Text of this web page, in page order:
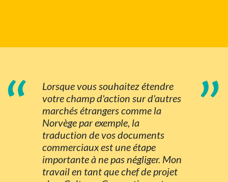
“
Lorsque vous souhaitez étendre
votre champ d'action sur d'autres
marchés étrangers comme la
Norvège par exemple, la
traduction de vos documents
commerciaux est une étape
importante à ne pas négliger. Mon
travail en tant que chef de projet
”